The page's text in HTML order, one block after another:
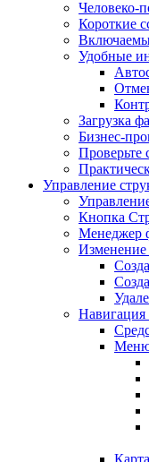
Человеко-
Короткие
Удобные
Загрузка
Бизнес-
Проверьте
Управление
Кнопка
Менеджер
Изменение
Навигация